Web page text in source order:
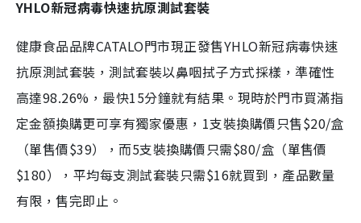
YHLO新冠病毒快速抗原測試套裝
健康食品品牌CATALO門市現正發售YHLO新冠病毒快速
抗原測試套裝，測試套裝以鼻咽拭子方式採樣，準確性
高達98.26%，最快15分鐘就有結果。現時於門市買滿指
定金額換購更可享有獨家優惠，1支裝換購價只售$20/盒
（單售價$39），而5支裝換購價只需$80/盒（單售價
$180），平均每支測試套裝只需$16就買到，產品數量
有限，售完即止。